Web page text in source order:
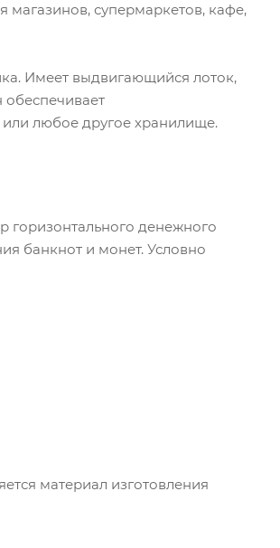
магазинов, супермаркетов, кафе,
Имеет выдвигающийся лоток,
любое другое хранилище.
горизонтального денежного
банкнот и монет. Условно
материал изготовления